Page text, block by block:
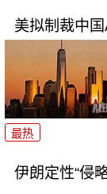
美拟制裁中
最热
伊朗定性“侵